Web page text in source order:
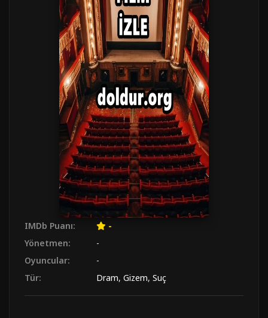
IMDb Puanı:
-
Yönetmen:
-
Oyuncular:
-
Tür:
Dram, Gizem, Suç